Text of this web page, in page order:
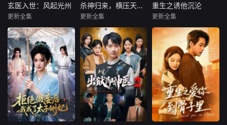
玄医入世：风起光州
暂无内容
玄医入世：风起光州
更新全集
杀神归来，横压天下无敌
暂无内容
杀神归来，横压天下无敌
更新全集
重生之诱他沉沦
暂无内容
重生之诱他沉沦
更新全集